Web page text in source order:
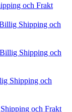
och Frakt
Shipping och
Shipping och
Shipping och
och Frakt